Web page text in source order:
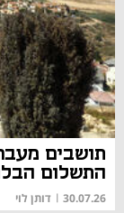
תושבים
התשלום
30.07.26
| דותן לוי